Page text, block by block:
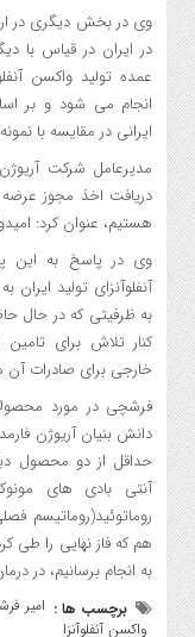
وی در بخش دیگری در
در ایران در قیاس با
عمده تولید واکسن
انجام می شود و بر
ایرانی در مقایسه با
مدیرعامل شرکت
دریافت اخذ مجوز عرضه
هستیم، عنوان کرد:
وی در پاسخ به این
آنفلوآنزای تولید
به ظرفیتی که در حال
کنار تلاش برای
خارجی برای صادرات آن
دانش بنیان آریوژن
حداقل از دو محصول
آنتی بادی های
روماتوئید(روماتیسم
هم که فاز نهایی را طی
به انجام برسانیم،‌ در
برچسب ها : امیر
واکسن آنفلوآنزا